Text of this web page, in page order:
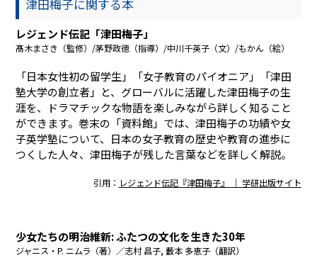
津田梅子に関する本
レジェンド伝記「津田梅子」
髙木まさき（監修）/茅野政徳（指導）/中川千英子（文）/もかん（絵）
「日本女性初の留学生」「女子教育のパイオニア」「津田
塾大学の創立者」と、グローバルに活躍した津田梅子の生
涯を、ドラマチックな物語を楽しみながら詳しく知ること
ができます。巻末の「資料館」では、津田梅子の功績や女
子英学塾について、日本の女子教育の歴史や教育の進歩に
つくした人々、津田梅子が残した言葉などを詳しく解説。
引用： レジェンド伝記『津田梅子』 ｜ 学研出版サイト
少女たちの明治維新: ふたつの文化を生きた30年
ジャニス・P. ニムラ（著）／志村 昌子, 藪本 多恵子（翻訳）